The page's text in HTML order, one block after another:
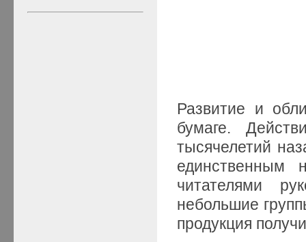
Развитие и
бумаге.
тысячелетий
единственным
читателями
небольшие
продукция